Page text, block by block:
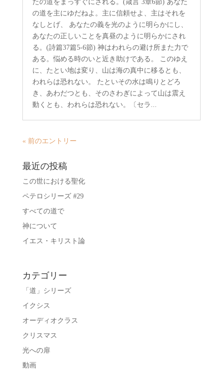
たの道をまっすぐにされる。(箴言 3章6節) あなた
の道を主にゆだねよ。主に信頼せよ、主はそれを
なしとげ、 あなたの義を光のように明らかにし、
あなたの正しいことを真昼のように明らかにされ
る。(詩篇37篇5-6節) 神はわれらの避け所また力で
ある。悩める時のいと近き助けである。 このゆえ
に、たとい地は変り、山は海の真中に移るとも、
われらは恐れない。 たといその水は鳴りとどろ
き、あわだつとも、そのさわぎによって山は震え
動くとも、われらは恐れない。〔セラ...
« 前のエントリー
最近の投稿
この世における聖化
ペテロシリーズ #29
すべての道で
神について
イエス・キリスト論
カテゴリー
「道」シリーズ
イクシス
オーディオクラス
クリスマス
光への扉
動画